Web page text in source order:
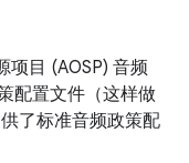
项目 (AOSP) 音频
配置文件（这样做
了标准音频政策配